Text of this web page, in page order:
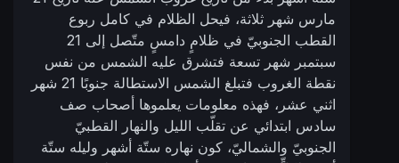
مارس شهر ثلاثة، فيحل الظلام في كامل ربوع
القطب الجنوبيّ في ظلامٍ دامسٍ متّصل إلى 21
سبتمبر شهر تسعة فتشرق عليه الشمس من نفس
نقطة الغروب فتبلغ الشمس الاستطالة جنوبًا 21 شهر
اثني عشر، فهذه معلومات يعلموها أصحاب صف
سادس ابتدائي عن تقلّب الليل والنهار القطبيّ
الجنوبيّ والشماليّ، كون نهاره ستّة أشهر وليله ستّة